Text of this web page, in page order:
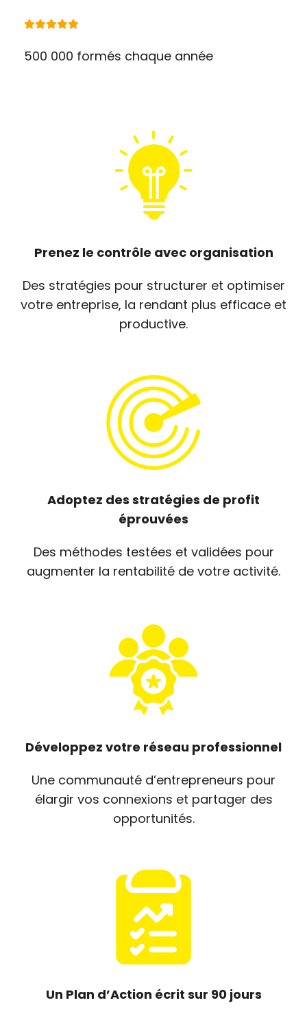
500 000 formés chaque année
Prenez le contrôle avec organisation
Des stratégies pour structurer et optimiser
votre entreprise, la rendant plus efficace et
productive.
Adoptez des stratégies de profit
éprouvées
Des méthodes testées et validées pour
augmenter la rentabilité de votre activité.
Développez votre réseau professionnel
Une communauté d’entrepreneurs pour
élargir vos connexions et partager des
opportunités.
Un Plan d’Action écrit sur 90 jours